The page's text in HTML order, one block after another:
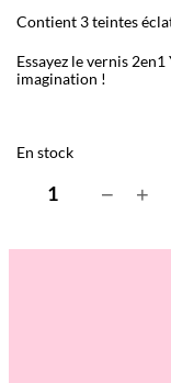
Contient 3 teintes
Essayez le vernis
imagination !
En stock
− +